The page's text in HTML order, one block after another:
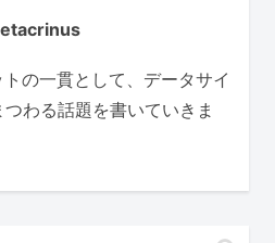
の一貫として、データサイ
わる話題を書いていきま